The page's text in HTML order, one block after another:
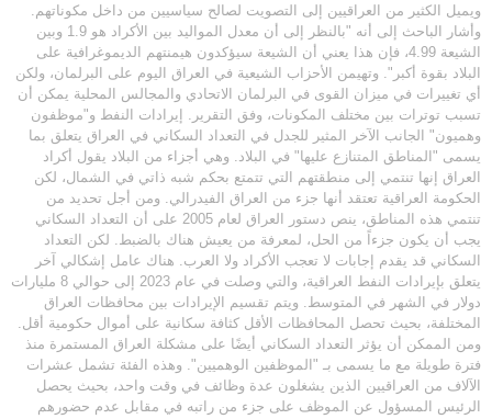
ويميل الكثير من العراقيين إلى التصويت لصالح سياسيين من داخل مكوناتهم.
وأشار الباحث إلى أنه "بالنظر إلى أن معدل المواليد بين الأكراد هو 1.9 وبين
الشيعة 4.99، فإن هذا يعني أن الشيعة سيؤكدون هيمنتهم الديموغرافية على
البلاد بقوة أكبر". وتهيمن الأحزاب الشيعية في العراق اليوم على البرلمان، ولكن
أي تغييرات في ميزان القوى في البرلمان الاتحادي والمجالس المحلية يمكن أن
تسبب توترات بين مختلف المكونات، وفق التقرير. إيرادات النفط و"موظفون
وهميون" الجانب الآخر المثير للجدل في التعداد السكاني في العراق يتعلق بما
يسمى "المناطق المتنازع عليها" في البلاد. وهي أجزاء من البلاد يقول أكراد
العراق إنها تنتمي إلى منطقتهم التي تتمتع بحكم شبه ذاتي في الشمال، لكن
الحكومة العراقية تعتقد أنها جزء من العراق الفيدرالي. ومن أجل تحديد من
تنتمي هذه المناطق، ينص دستور العراق لعام 2005 على أن التعداد السكاني
يجب أن يكون جزءاً من الحل، لمعرفة من يعيش هناك بالضبط. لكن التعداد
السكاني قد يقدم إجابات لا تعجب الأكراد ولا العرب. هناك عامل إشكالي آخر
يتعلق بإيرادات النفط العراقية، والتي وصلت في عام 2023 إلى حوالي 8 مليارات
دولار في الشهر في المتوسط. ويتم تقسيم الإيرادات بين محافظات العراق
المختلفة، بحيث تحصل المحافظات الأقل كثافة سكانية على أموال حكومية أقل.
ومن الممكن أن يؤثر التعداد السكاني أيضًا على مشكلة العراق المستمرة منذ
فترة طويلة مع ما يسمى بـ "الموظفين الوهميين". وهذه الفئة تشمل عشرات
الآلاف من العراقيين الذين يشغلون عدة وظائف في وقت واحد، بحيث يحصل
الرئيس المسؤول عن الموظف على جزء من راتبه في مقابل عدم حضورهم